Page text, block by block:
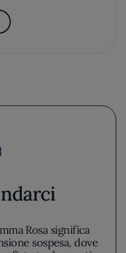
Rosa significa
sospesa, dove